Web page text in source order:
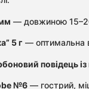
— довжиною 15–20
5 г — оптимальна
повідець
№6 — гострий,